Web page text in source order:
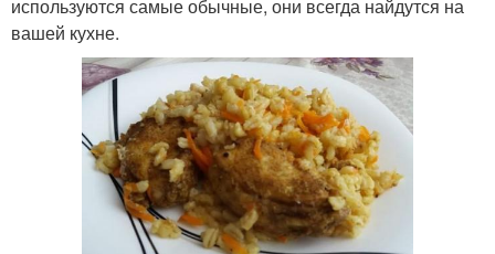
используются самые обычные, они всегда найдутся на
вашей кухне.